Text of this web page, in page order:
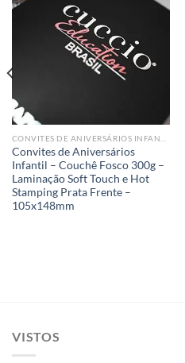
wishlist
Convites de Aniversários
Infantil – Couchê Fosco 300g –
Laminação Soft Touch e Hot
Stamping Prata Frente –
105x148mm
VISTOS